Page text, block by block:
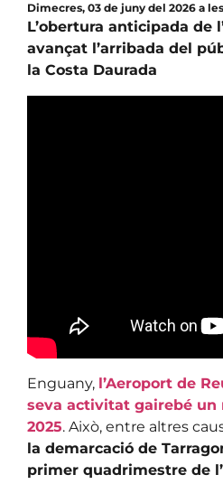
Dimecres, 03 de juny del 2026 a
L’obertura anticipada de
avançat l’arribada del
la Costa Daurada
Enguany, l’Aeroport de
seva activitat gairebé un
2025. Això, entre altres
la demarcació de
primer quadrimestre de